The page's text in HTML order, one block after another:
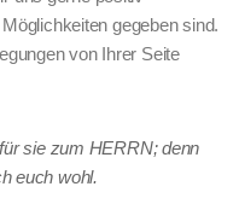
gegeben sind.
von Ihrer Seite
sie zum HERRN; denn
euch wohl.